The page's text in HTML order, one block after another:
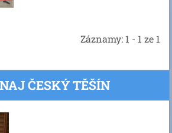
Záznamy: 1 - 1 ze 1
ČESKÝ TĚŠÍN